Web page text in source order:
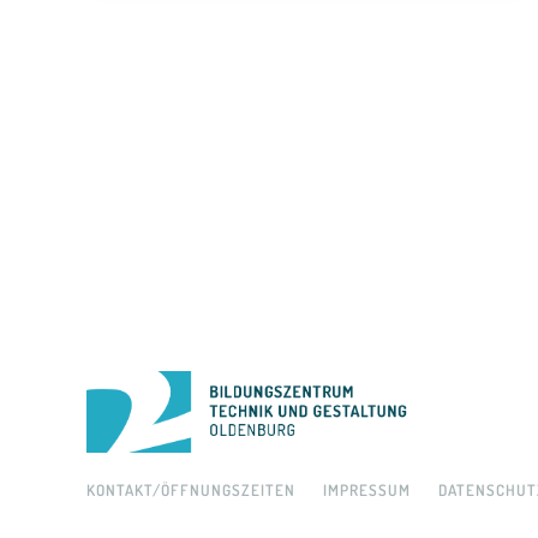
KONTAKT/ÖFFNUNGSZEITEN IMPRESSUM